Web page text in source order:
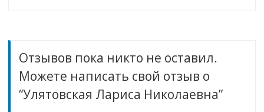
Отзывов пока никто не оставил.
Можете написать свой отзыв о
“Улятовская Лариса Николаевна”